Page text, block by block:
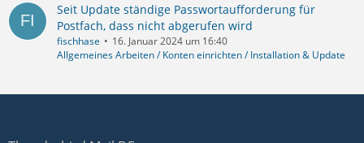
Seit Update ständige Passwortaufforderung für
Postfach, dass nicht abgerufen wird
fischhase
16. Januar 2024 um 16:40
Allgemeines Arbeiten / Konten einrichten / Installation & Update